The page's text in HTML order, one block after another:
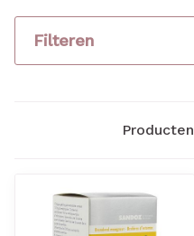
Filteren
Producten